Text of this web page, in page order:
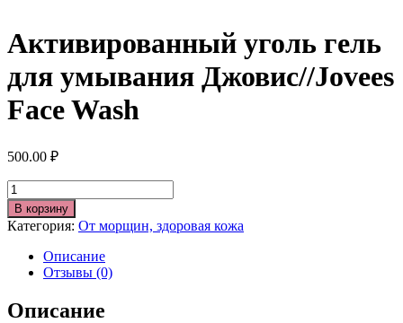
Активированный уголь гель
для умывания Джовис//Jovees
Face Wash
500.00 ₽
Количество
В корзину
Категория: От морщин, здоровая кожа
Описание
Отзывы (0)
Описание